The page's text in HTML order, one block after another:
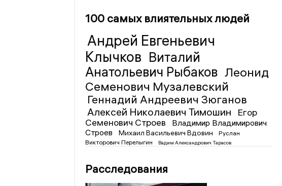
100 самых влиятельных людей
Андрей Евгеньевич
Клычков Виталий
Анатольевич Рыбаков Леонид
Семенович Музалевский
Геннадий Андреевич Зюганов
Алексей Николаевич Тимошин
Егор
Семенович Строев
Владимир Владимирович
Строев
Михаил Васильевич Вдовин
Руслан
Викторович Перелыгин
Вадим Александрович Тарасов
Расследования